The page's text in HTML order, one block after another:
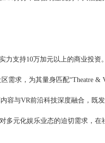
力支持10万加元以上的商业投资
需求，为其量身匹配“Theatre &
容与VR前沿科技深度融合，既
多元化娱乐业态的迫切需求，在